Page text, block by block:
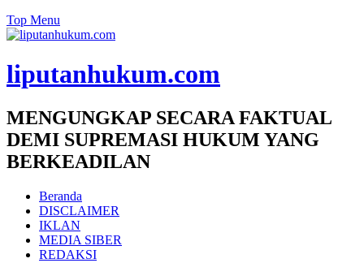
Top Menu
liputanhukum.com
MENGUNGKAP SECARA FAKTUAL
DEMI SUPREMASI HUKUM YANG
BERKEADILAN
Beranda
DISCLAIMER
IKLAN
MEDIA SIBER
REDAKSI